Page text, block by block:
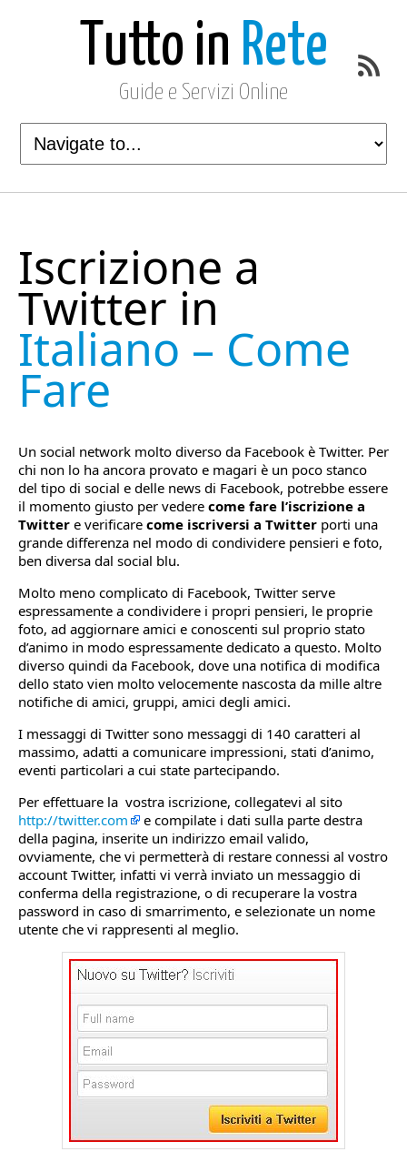
Tutto in Rete
Guide e Servizi Online
Iscrizione a
Twitter in
Italiano – Come
Fare
Un social network molto diverso da Facebook è Twitter. Per
chi non lo ha ancora provato e magari è un poco stanco
del tipo di social e delle news di Facebook, potrebbe essere
il momento giusto per vedere come fare l’iscrizione a
Twitter e verificare come iscriversi a Twitter porti una
grande differenza nel modo di condividere pensieri e foto,
ben diversa dal social blu.
Molto meno complicato di Facebook, Twitter serve
espressamente a condividere i propri pensieri, le proprie
foto, ad aggiornare amici e conoscenti sul proprio stato
d’animo in modo espressamente dedicato a questo. Molto
diverso quindi da Facebook, dove una notifica di modifica
dello stato vien molto velocemente nascosta da mille altre
notifiche di amici, gruppi, amici degli amici.
I messaggi di Twitter sono messaggi di 140 caratteri al
massimo, adatti a comunicare impressioni, stati d’animo,
eventi particolari a cui state partecipando.
Per effettuare la vostra iscrizione, collegatevi al sito
http://twitter.com
e compilate i dati sulla parte destra
della pagina, inserite un indirizzo email valido,
ovviamente, che vi permetterà di restare connessi al vostro
account Twitter, infatti vi verrà inviato un messaggio di
conferma della registrazione, o di recuperare la vostra
password in caso di smarrimento, e selezionate un nome
utente che vi rappresenti al meglio.